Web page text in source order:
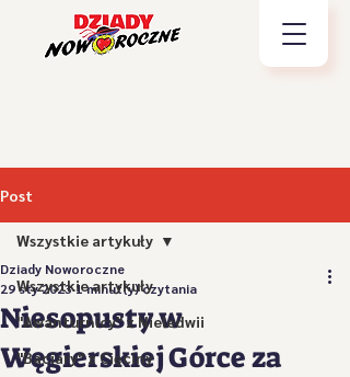
Post
Wszystkie artykuły
"Awanturnicy" z Nieledwii
"Baciary" z Cięciny
Wszystkie artykuły
Niesopusty w
Węgierskiej Górce za
Dziady Noworoczne
29 sty 2023 1 minut(y) czytania